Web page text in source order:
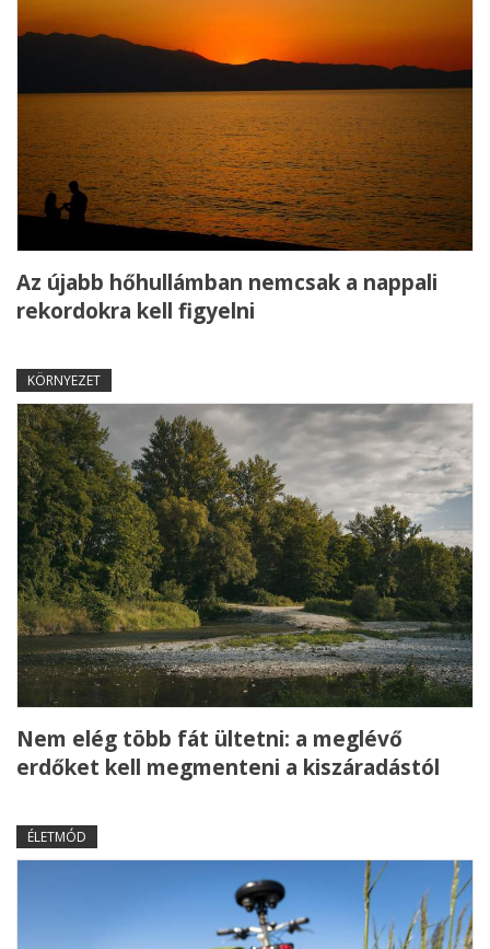
Az újabb hőhullámban nemcsak a nappali
rekordokra kell figyelni
KÖRNYEZET
Nem elég több fát ültetni: a meglévő
erdőket kell megmenteni a kiszáradástól
ÉLETMÓD